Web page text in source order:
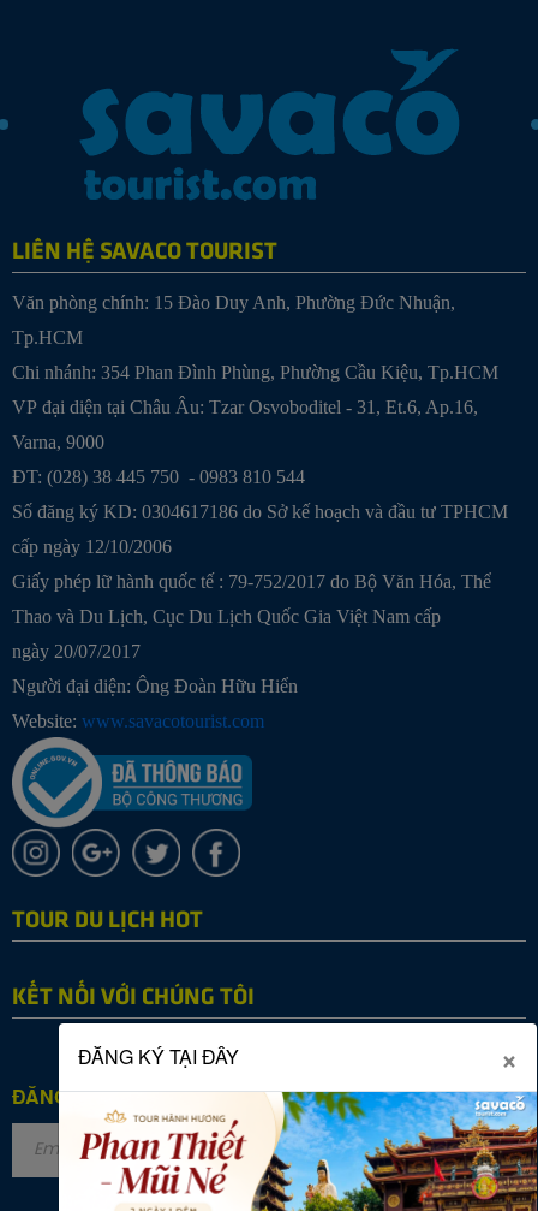
LIÊN HỆ SAVACO TOURIST
Văn phòng chính: 15 Đào Duy Anh, Phường Đức Nhuận,
Tp.HCM
Chi nhánh: 354 Phan Đình Phùng, Phường Cầu Kiệu, Tp.HCM
VP đại diện tại Châu Âu: Tzar Osvoboditel - 31, Et.6, Ap.16,
Varna, 9000
ĐT: (028) 38 445 750 - 0983 810 544
Số đăng ký KD: 0304617186 do Sở kế hoạch và đầu tư TPHCM
cấp ngày 12/10/2006
Giấy phép lữ hành quốc tế : 79-752/2017 do Bộ Văn Hóa, Thể
Thao và Du Lịch, Cục Du Lịch Quốc Gia Việt Nam cấp
ngày 20/07/2017
Người đại diện: Ông Đoàn Hữu Hiển
Website: www.savacotourist.com
TOUR DU LỊCH HOT
KẾT NỐI VỚI CHÚNG TÔI
ĐĂNG KÝ NHẬN TIN
ĐĂNG KÝ TẠI ĐÂY ×